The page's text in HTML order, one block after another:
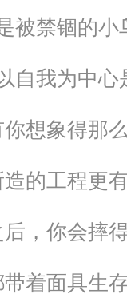
被禁锢的小
自我为中
想象得那
的工程更
，你会摔
着面具生